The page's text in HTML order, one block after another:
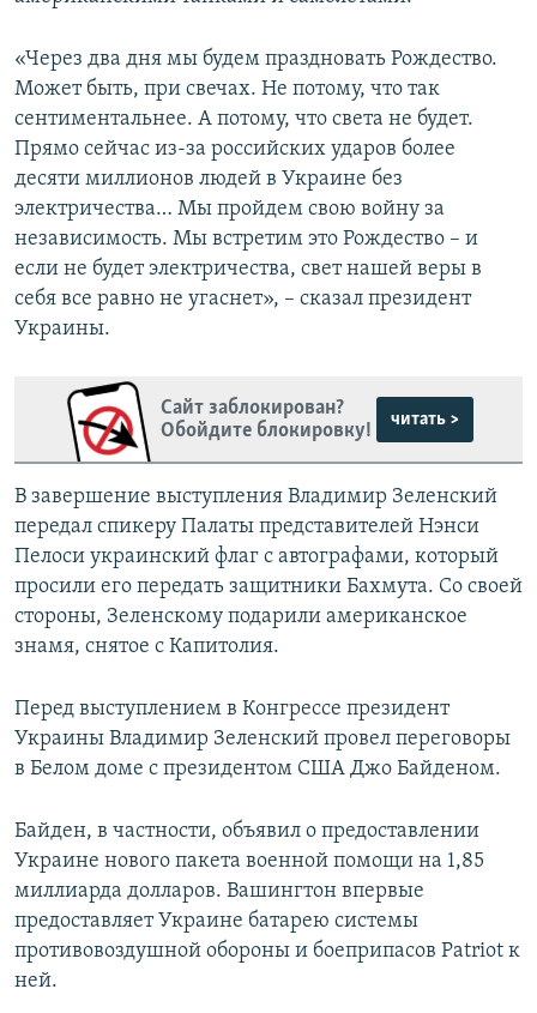
«Через два дня мы будем праздновать Рождество.
Может быть, при свечах. Не потому, что так
сентиментальнее. А потому, что света не будет.
Прямо сейчас из-за российских ударов более
десяти миллионов людей в Украине без
электричества… Мы пройдем свою войну за
независимость. Мы встретим это Рождество – и
если не будет электричества, свет нашей веры в
себя все равно не угаснет», – сказал президент
Украины.
Сайт заблокирован?
Обойдите блокировку!
читать >
В завершение выступления Владимир Зеленский
передал спикеру Палаты представителей Нэнси
Пелоси украинский флаг с автографами, который
просили его передать защитники Бахмута. Со своей
стороны, Зеленскому подарили американское
знамя, снятое с Капитолия.
Перед выступлением в Конгрессе президент
Украины Владимир Зеленский провел переговоры
в Белом доме с президентом США Джо Байденом.
Байден, в частности, объявил о предоставлении
Украине нового пакета военной помощи на 1,85
миллиарда долларов. Вашингтон впервые
предоставляет Украине батарею системы
противовоздушной обороны и боеприпасов Patriot к
ней.